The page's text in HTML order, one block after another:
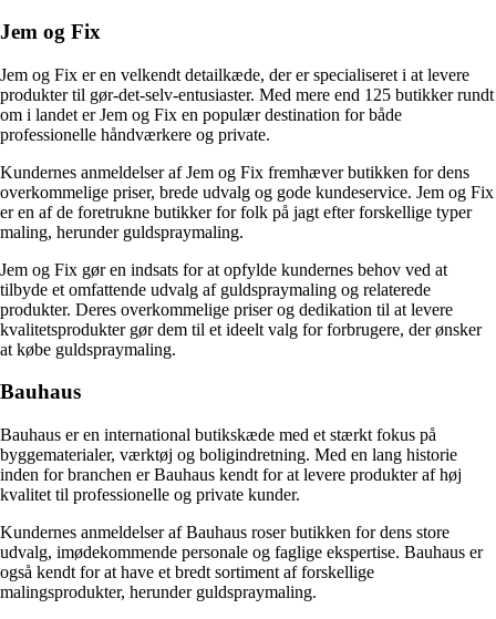
Jem og Fix
Jem og Fix er en velkendt detailkæde, der er specialiseret i at levere
produkter til gør-det-selv-entusiaster. Med mere end 125 butikker rundt
om i landet er Jem og Fix en populær destination for både
professionelle håndværkere og private.
Kundernes anmeldelser af Jem og Fix fremhæver butikken for dens
overkommelige priser, brede udvalg og gode kundeservice. Jem og Fix
er en af de foretrukne butikker for folk på jagt efter forskellige typer
maling, herunder guldspraymaling.
Jem og Fix gør en indsats for at opfylde kundernes behov ved at
tilbyde et omfattende udvalg af guldspraymaling og relaterede
produkter. Deres overkommelige priser og dedikation til at levere
kvalitetsprodukter gør dem til et ideelt valg for forbrugere, der ønsker
at købe guldspraymaling.
Bauhaus
Bauhaus er en international butikskæde med et stærkt fokus på
byggematerialer, værktøj og boligindretning. Med en lang historie
inden for branchen er Bauhaus kendt for at levere produkter af høj
kvalitet til professionelle og private kunder.
Kundernes anmeldelser af Bauhaus roser butikken for dens store
udvalg, imødekommende personale og faglige ekspertise. Bauhaus er
også kendt for at have et bredt sortiment af forskellige
malingsprodukter, herunder guldspraymaling.